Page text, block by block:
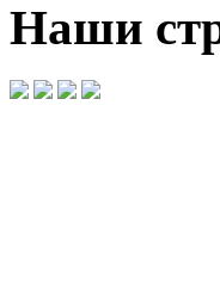
Наши